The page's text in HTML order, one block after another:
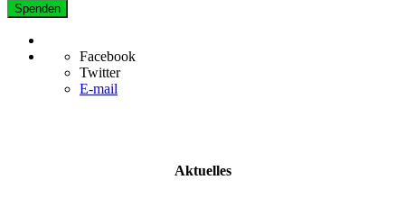
Spenden
Facebook
Twitter
E-mail
Aktuelles